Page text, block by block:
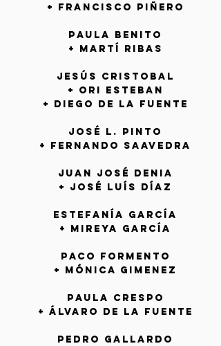
+ FRANCISCO PIÑERO
PAULA BENITO
+ MARTÍ RIBAS
JESÚS CRISTOBAL
+ ORI ESTEBAN
+ DIEGO DE LA FUENTE
josé l. pinto
+ fernando saavedra
JUAN JOSÉ DENIA
+ JOSÉ LUÍS DÍAZ
Estefanía García
+ Mireya García
Paco Formento
+ Mónica Gimenez
Paula Crespo
+ Álvaro de la Fuente
PEDRO GALLARDO